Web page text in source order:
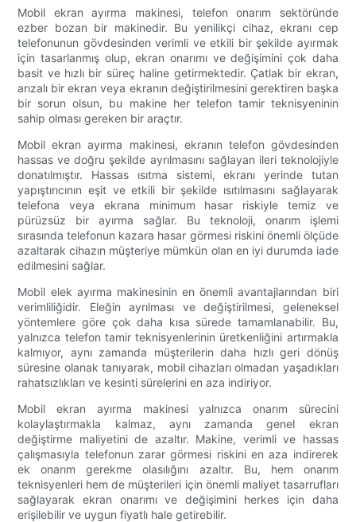
Mobil ekran ayırma makinesi, telefon onarım sektöründe
ezber bozan bir makinedir. Bu yenilikçi cihaz, ekranı cep
telefonunun gövdesinden verimli ve etkili bir şekilde ayırmak
için tasarlanmış olup, ekran onarımı ve değişimini çok daha
basit ve hızlı bir süreç haline getirmektedir. Çatlak bir ekran,
arızalı bir ekran veya ekranın değiştirilmesini gerektiren başka
bir sorun olsun, bu makine her telefon tamir teknisyeninin
sahip olması gereken bir araçtır.
Mobil ekran ayırma makinesi, ekranın telefon gövdesinden
hassas ve doğru şekilde ayrılmasını sağlayan ileri teknolojiyle
donatılmıştır. Hassas ısıtma sistemi, ekranı yerinde tutan
yapıştırıcının eşit ve etkili bir şekilde ısıtılmasını sağlayarak
telefona veya ekrana minimum hasar riskiyle temiz ve
pürüzsüz bir ayırma sağlar. Bu teknoloji, onarım işlemi
sırasında telefonun kazara hasar görmesi riskini önemli ölçüde
azaltarak cihazın müşteriye mümkün olan en iyi durumda iade
edilmesini sağlar.
Mobil elek ayırma makinesinin en önemli avantajlarından biri
verimliliğidir. Eleğin ayrılması ve değiştirilmesi, geleneksel
yöntemlere göre çok daha kısa sürede tamamlanabilir. Bu,
yalnızca telefon tamir teknisyenlerinin üretkenliğini artırmakla
kalmıyor, aynı zamanda müşterilerin daha hızlı geri dönüş
süresine olanak tanıyarak, mobil cihazları olmadan yaşadıkları
rahatsızlıkları ve kesinti sürelerini en aza indiriyor.
Mobil ekran ayırma makinesi yalnızca onarım sürecini
kolaylaştırmakla kalmaz, aynı zamanda genel ekran
değiştirme maliyetini de azaltır. Makine, verimli ve hassas
çalışmasıyla telefonun zarar görmesi riskini en aza indirerek
ek onarım gerekme olasılığını azaltır. Bu, hem onarım
teknisyenleri hem de müşterileri için önemli maliyet tasarrufları
sağlayarak ekran onarımı ve değişimini herkes için daha
erişilebilir ve uygun fiyatlı hale getirebilir.